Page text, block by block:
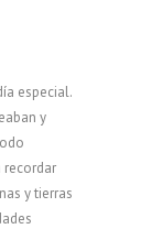
especial.
y
recordar
y tierras